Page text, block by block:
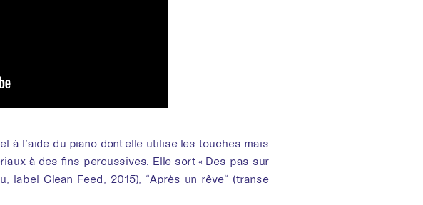
à l’aide du piano dont elle utilise les touches mais
à des fins percussives. Elle sort « Des pas sur
label Clean Feed, 2015), “Après un rêve“ (transe